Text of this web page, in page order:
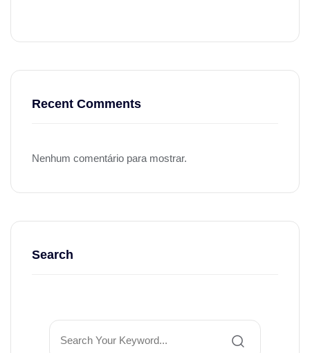
Recent Comments
Nenhum comentário para mostrar.
Search